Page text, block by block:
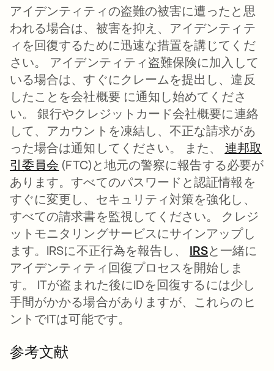
アイデンティティの盗難の被害に遭ったと思
われる場合は、被害を抑え、アイデンティテ
ィを回復するために迅速な措置を講じてくだ
さい。 アイデンティティ盗難保険に加入して
いる場合は、すぐにクレームを提出し、違反
したことを会社概要 に通知し始めてくださ
い。 銀行やクレジットカード会社概要に連絡
して、アカウントを凍結し、不正な請求があ
った場合は通知してください。 また、 連邦取
引委員会 新しいタブで開く
(FTC)と地元の警察に報告する必要が
あります。すべてのパスワードと認証情報を
すぐに変更し、セキュリティ対策を強化し、
すべての請求書を監視してください。 クレジ
ットモニタリングサービスにサインアップし
ます。IRSに不正行為を報告し、 IRS新しいタブ
と一緒に
アイデンティティ回復プロセスを開始しま
す。 ITが盗まれた後にIDを回復するには少し
手間がかかる場合がありますが、これらのヒ
ントでITは可能です。
参考文献